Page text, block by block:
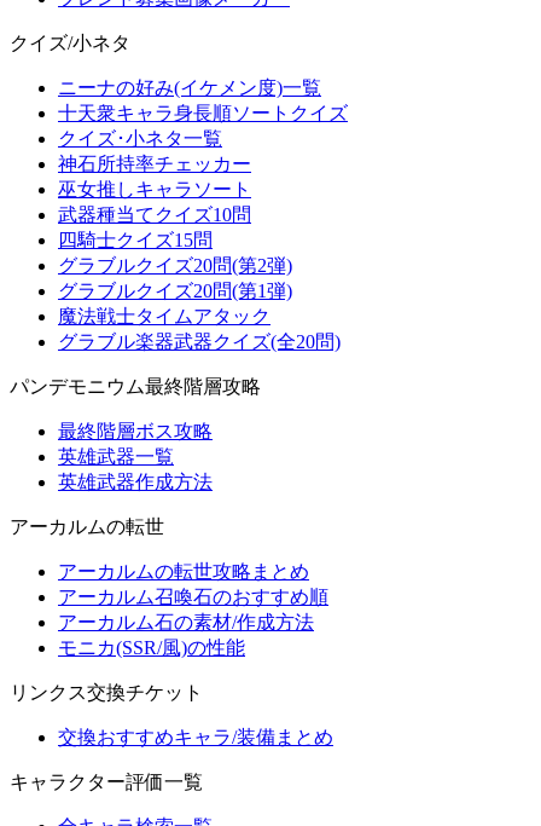
クイズ/小ネタ
ニーナの好み(イケメン度)一覧
十天衆キャラ身長順ソートクイズ
クイズ･小ネタ一覧
神石所持率チェッカー
巫女推しキャラソート
武器種当てクイズ10問
四騎士クイズ15問
グラブルクイズ20問(第2弾)
グラブルクイズ20問(第1弾)
魔法戦士タイムアタック
グラブル楽器武器クイズ(全20問)
パンデモニウム最終階層攻略
最終階層ボス攻略
英雄武器一覧
英雄武器作成方法
アーカルムの転世
アーカルムの転世攻略まとめ
アーカルム召喚石のおすすめ順
アーカルム石の素材/作成方法
モニカ(SSR/風)の性能
リンクス交換チケット
交換おすすめキャラ/装備まとめ
キャラクター評価一覧